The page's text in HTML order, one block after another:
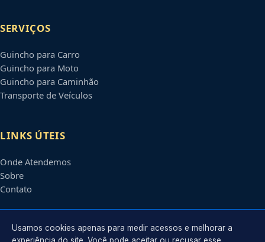
SERVIÇOS
Guincho para Carro
Guincho para Moto
Guincho para Caminhão
Transporte de Veículos
LINKS ÚTEIS
Onde Atendemos
Sobre
Contato
CONTATO
Usamos cookies apenas para medir acessos e melhorar a